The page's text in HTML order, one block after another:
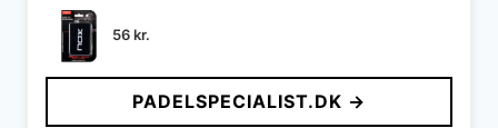
56kr.
PADELSPECIALIST.DK →